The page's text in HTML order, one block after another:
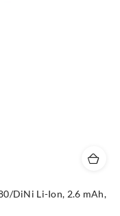
DiNi Li-Ion, 2.6 mAh,